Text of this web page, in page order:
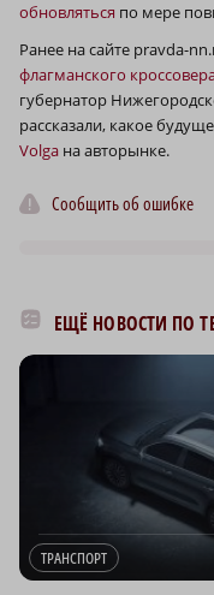
обновляться по мере
Ранее на сайте pravda-
флагманского
губернатор
рассказали, какое
Volga на авторынке.
Сообщить об ошибке
ЕЩЁ НОВОСТИ ПО
ТРАНСПОРТ